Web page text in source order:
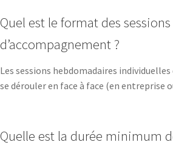
Quel est le format des sessions
d’accompagnement ?
Les sessions hebdomadaires
se dérouler en face à face (en entreprise
Quelle est la durée minimum